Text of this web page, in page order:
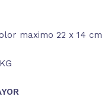
maximo 22 x 14 cm